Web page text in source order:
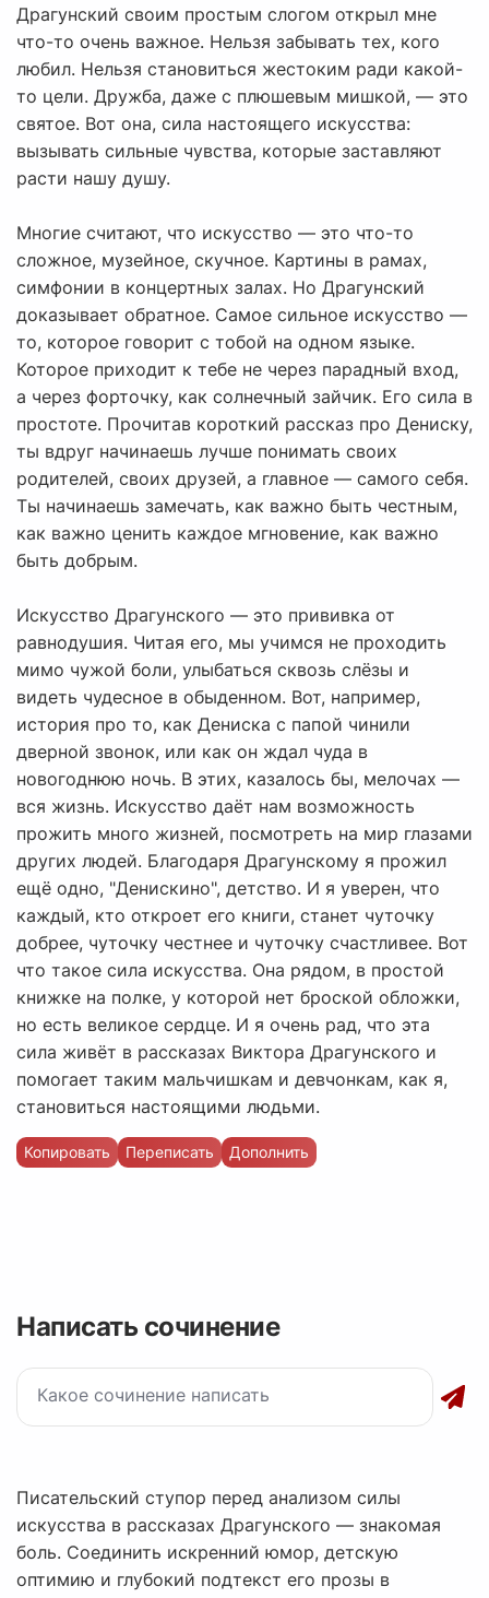
Драгунский своим простым слогом открыл мне
что-то очень важное. Нельзя забывать тех, кого
любил. Нельзя становиться жестоким ради какой-
то цели. Дружба, даже с плюшевым мишкой, — это
святое. Вот она, сила настоящего искусства:
вызывать сильные чувства, которые заставляют
расти нашу душу.
Многие считают, что искусство — это что-то
сложное, музейное, скучное. Картины в рамах,
симфонии в концертных залах. Но Драгунский
доказывает обратное. Самое сильное искусство —
то, которое говорит с тобой на одном языке.
Которое приходит к тебе не через парадный вход,
а через форточку, как солнечный зайчик. Его сила в
простоте. Прочитав короткий рассказ про Дениску,
ты вдруг начинаешь лучше понимать своих
родителей, своих друзей, а главное — самого себя.
Ты начинаешь замечать, как важно быть честным,
как важно ценить каждое мгновение, как важно
быть добрым.
Искусство Драгунского — это прививка от
равнодушия. Читая его, мы учимся не проходить
мимо чужой боли, улыбаться сквозь слёзы и
видеть чудесное в обыденном. Вот, например,
история про то, как Дениска с папой чинили
дверной звонок, или как он ждал чуда в
новогоднюю ночь. В этих, казалось бы, мелочах —
вся жизнь. Искусство даёт нам возможность
прожить много жизней, посмотреть на мир глазами
других людей. Благодаря Драгунскому я прожил
ещё одно, "Денискино", детство. И я уверен, что
каждый, кто откроет его книги, станет чуточку
добрее, чуточку честнее и чуточку счастливее. Вот
что такое сила искусства. Она рядом, в простой
книжке на полке, у которой нет броской обложки,
но есть великое сердце. И я очень рад, что эта
сила живёт в рассказах Виктора Драгунского и
помогает таким мальчишкам и девчонкам, как я,
становиться настоящими людьми.
Копировать Переписать Дополнить
Написать сочинение
Писательский ступор перед анализом силы
искусства в рассказах Драгунского — знакомая
боль. Соединить искренний юмор, детскую
оптимию и глубокий подтекст его прозы в